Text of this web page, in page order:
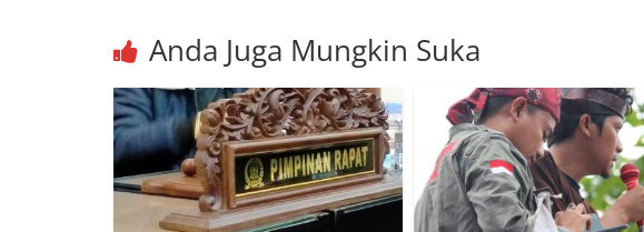
Anda Juga Mungkin Suka